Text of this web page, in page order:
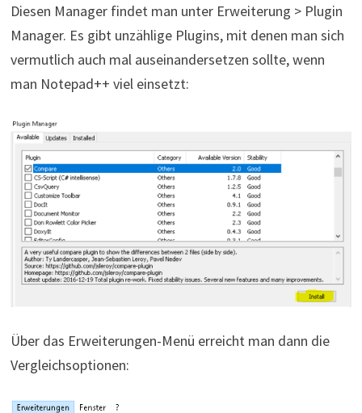
Diesen Manager findet man unter Erweiterung > Plugin
Manager. Es gibt unzählige Plugins, mit denen man sich
vermutlich auch mal auseinandersetzen sollte, wenn
man Notepad++ viel einsetzt:
Über das Erweiterungen-Menü erreicht man dann die
Vergleichsoptionen: